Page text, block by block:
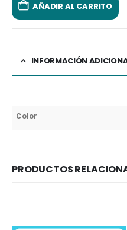
AÑADIR AL CARRITO
INFORMACIÓN
Color
PRODUCTOS